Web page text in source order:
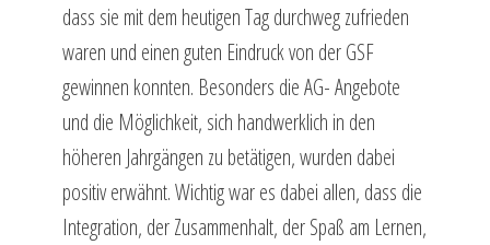
dass sie mit dem heutigen Tag durchweg zufrieden
waren und einen guten Eindruck von der GSF
gewinnen konnten. Besonders die AG- Angebote
und die Möglichkeit, sich handwerklich in den
höheren Jahrgängen zu betätigen, wurden dabei
positiv erwähnt. Wichtig war es dabei allen, dass die
Integration, der Zusammenhalt, der Spaß am Lernen,